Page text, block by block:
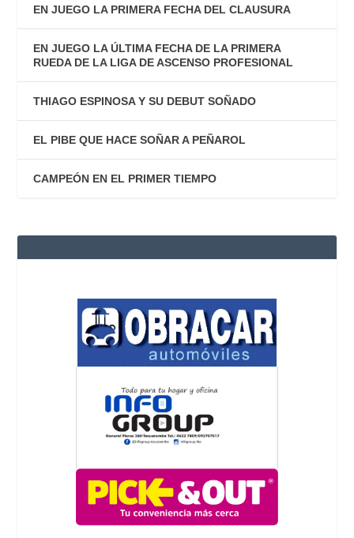
EN JUEGO LA PRIMERA FECHA DEL CLAUSURA
EN JUEGO LA ÚLTIMA FECHA DE LA PRIMERA
RUEDA DE LA LIGA DE ASCENSO PROFESIONAL
THIAGO ESPINOSA Y SU DEBUT SOÑADO
EL PIBE QUE HACE SOÑAR A PEÑAROL
CAMPEÓN EN EL PRIMER TIEMPO